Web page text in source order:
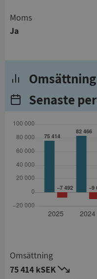
Moms
Ja
Senaste
Omsättning
75 414 kSEK